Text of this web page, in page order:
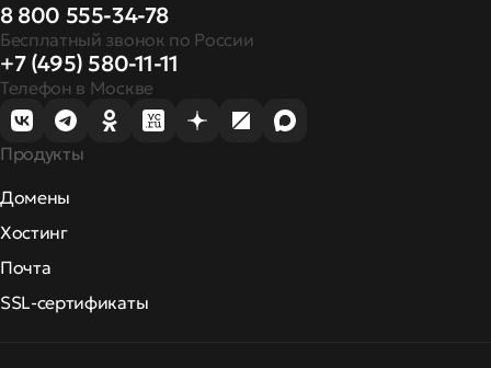
8 800 555-34-78
Бесплатный звонок по России
+7 (495) 580-11-11
Телефон в Москве
Продукты
Домены
Хостинг
Почта
SSL-сертификаты